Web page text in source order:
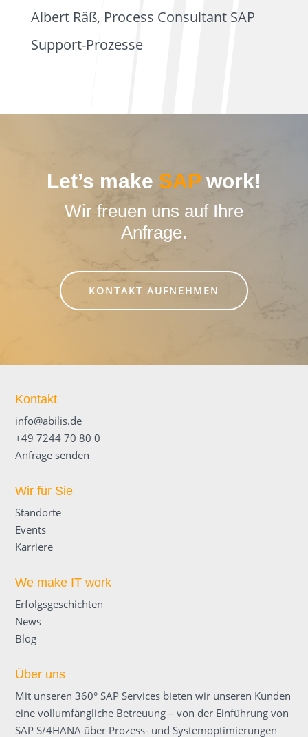
Albert Räß, Process Consultant SAP
Support-Prozesse
Let’s make SAPwork!
Wir freuen uns auf Ihre
Anfrage.
KONTAKT AUFNEHMEN
Kontakt
info@abilis.de
+49 7244 70 80 0
Anfrage senden
Wir für Sie
Standorte
Events
Karriere
We make IT work
Erfolgsgeschichten
News
Blog
Über uns
Mit unseren 360° SAP Services bieten wir unseren Kunden
eine voll­umfängliche Betreuung – von der Einführung von
SAP S/4HANA über Prozess- und Systemoptimierungen